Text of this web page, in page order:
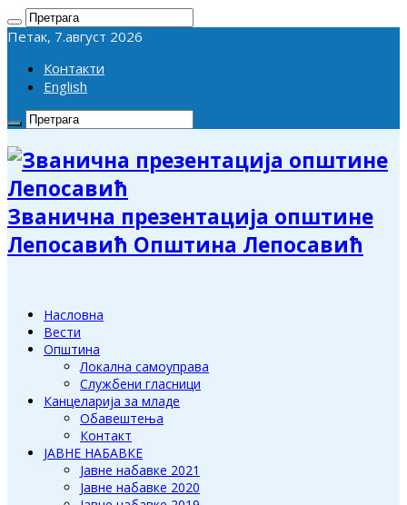
Петак, 7.август 2026
Контакти
English
Званична презентација општине
Лепосавић Општина Лепосавић
Насловна
Вести
Општина
Локална самоуправа
Службени гласници
Канцеларија за младе
Обавештења
Контакт
ЈАВНЕ НАБАВКЕ
Јавне набавке 2021
Јавне набавке 2020